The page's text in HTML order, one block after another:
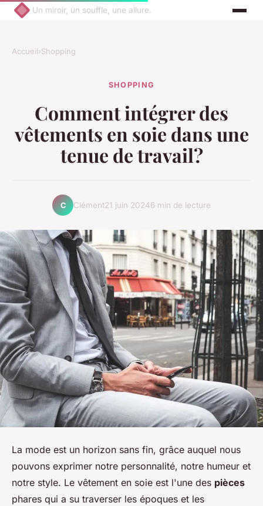
Un miroir, un souffle, une allure.
Accueil›Shopping
SHOPPING
Comment intégrer des
vêtements en soie dans une
tenue de travail?
C Clément21 juin 20246 min de lecture
La mode est un horizon sans fin, grâce auquel nous
pouvons exprimer notre personnalité, notre humeur et
notre style. Le vêtement en soie est l'une des pièces
phares qui a su traverser les époques et les